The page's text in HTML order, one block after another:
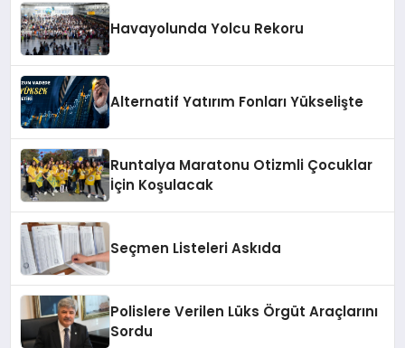
Havayolunda Yolcu Rekoru
Alternatif Yatırım Fonları Yükselişte
Runtalya Maratonu Otizmli Çocuklar
İçin Koşulacak
Seçmen Listeleri Askıda
Polislere Verilen Lüks Örgüt Araçlarını
Sordu